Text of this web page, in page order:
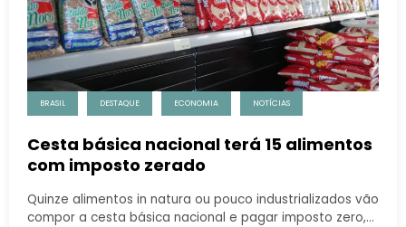
BRASIL DESTAQUE ECONOMIA NOTÍCIAS
Cesta básica nacional terá 15 alimentos
com imposto zerado
Quinze alimentos in natura ou pouco industrializados vão
compor a cesta básica nacional e pagar imposto zero,…